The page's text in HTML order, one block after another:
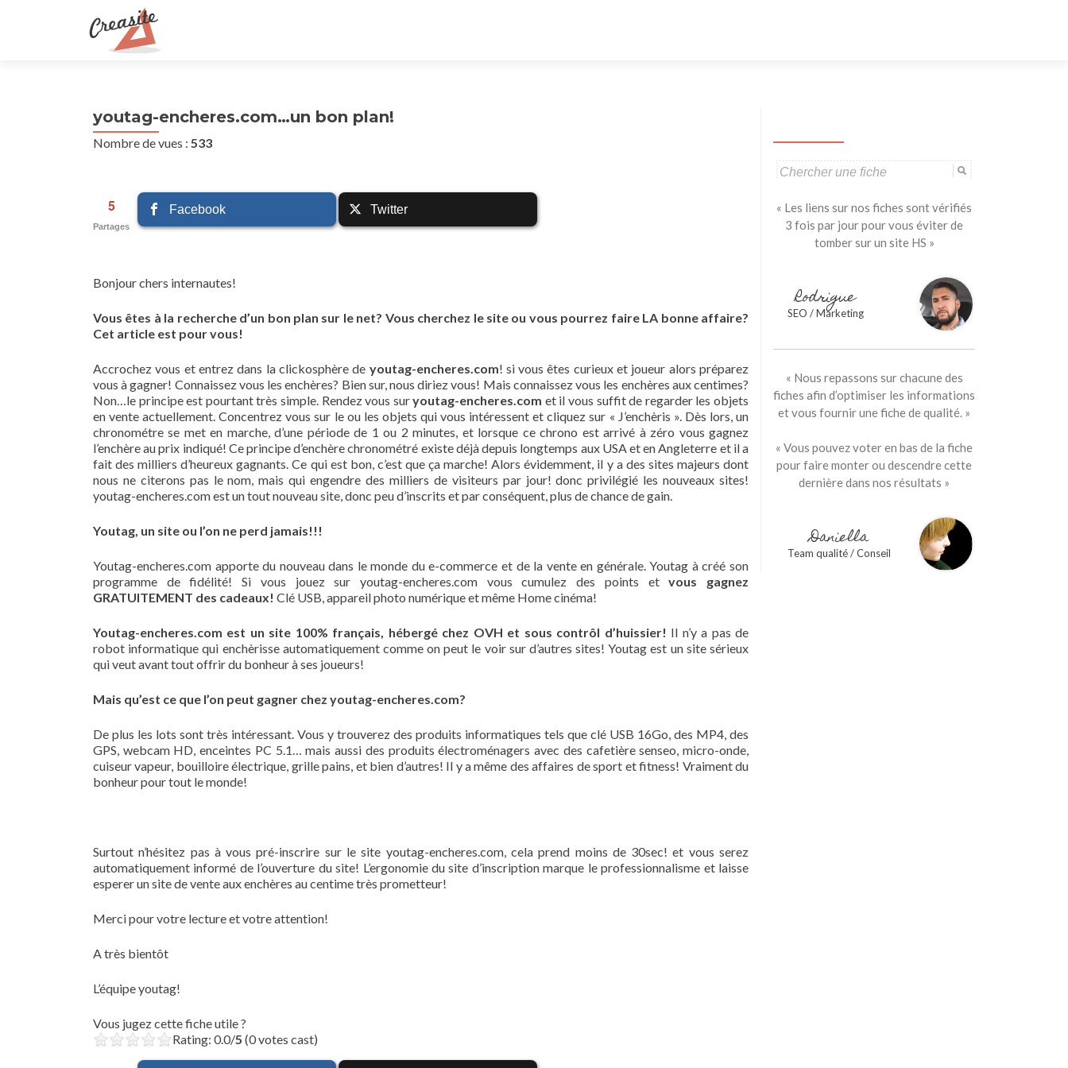
youtag-encheres.com…un bon plan!
Nombre de vues : 533
5
Partages
Facebook Twitter
Bonjour chers internautes!
Vous êtes à la recherche d’un bon plan sur le net? Vous cherchez le site ou vous pourrez faire LA bonne affaire?
Cet article est pour vous!
Accrochez vous et entrez dans la clickosphère de youtag-encheres.com! si vous êtes curieux et joueur alors préparez
vous à gagner! Connaissez vous les enchères? Bien sur, nous diriez vous! Mais connaissez vous les enchères aux centimes?
Non…le principe est pourtant très simple. Rendez vous suryoutag-encheres.com et il vous suffit de regarder les objets
en vente actuellement. Concentrez vous sur le ou les objets qui vous intéressent et cliquez sur « J’enchèris ». Dès lors, un
chronométre se met en marche, d’une période de 1 ou 2 minutes, et lorsque ce chrono est arrivé à zéro vous gagnez
l’enchère au prix indiqué! Ce principe d’enchère chronométré existe déjà depuis longtemps aux USA et en Angleterre et il a
fait des milliers d’heureux gagnants. Ce qui est bon, c’est que ça marche! Alors évidemment, il y a des sites majeurs dont
nous ne citerons pas le nom, mais qui engendre des milliers de visiteurs par jour! donc privilégié les nouveaux sites!
youtag-encheres.com est un tout nouveau site, donc peu d’inscrits et par conséquent, plus de chance de gain.
Youtag, un site ou l’on ne perd jamais!!!
Youtag-encheres.com apporte du nouveau dans le monde du e-commerce et de la vente en générale. Youtag à créé son
programme de fidélité! Si vous jouez sur youtag-encheres.com vous cumulez des points etvous gagnez
GRATUITEMENT des cadeaux! Clé USB, appareil photo numérique et même Home cinéma!
Youtag-encheres.com est un site 100% français, hébergé chez OVH et sous contrôl d’huissier! Il n’y a pas de
robot informatique qui enchèrisse automatiquement comme on peut le voir sur d’autres sites! Youtag est un site sérieux
qui veut avant tout offrir du bonheur à ses joueurs!
Mais qu’est ce que l’on peut gagner chez youtag-encheres.com?
De plus les lots sont très intéressant. Vous y trouverez des produits informatiques tels que clé USB 16Go, des MP4, des
GPS, webcam HD, enceintes PC 5.1… mais aussi des produits électroménagers avec des cafetière senseo, micro-onde,
cuiseur vapeur, bouilloire électrique, grille pains, et bien d’autres! Il y a même des affaires de sport et fitness! Vraiment du
bonheur pour tout le monde!
Surtout n’hésitez pas à vous pré-inscrire sur le site youtag-encheres.com, cela prend moins de 30sec! et vous serez
automatiquement informé de l’ouverture du site! L’ergonomie du site d’inscription marque le professionnalisme et laisse
esperer un site de vente aux enchères au centime très prometteur!
Merci pour votre lecture et votre attention!
A très bientôt
L’équipe youtag!
Vous jugez cette fiche utile ?
Rating: 0.0/5 (0 votes cast)
Search
« Les liens sur nos fiches sont vérifiés
3 fois par jour pour vous éviter de
tomber sur un site HS »
Rodrigue
SEO / Marketing
« Nous repassons sur chacune des
fiches afin d’optimiser les informations
et vous fournir une fiche de qualité. »
« Vous pouvez voter en bas de la fiche
pour faire monter ou descendre cette
dernière dans nos résultats »
Daniella
Team qualité / Conseil